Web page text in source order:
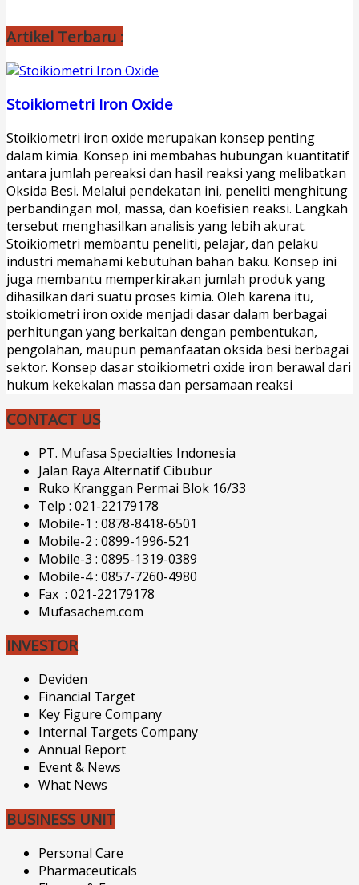
Artikel Terbaru :
Stoikiometri Iron Oxide
Stoikiometri iron oxide merupakan konsep penting
dalam kimia. Konsep ini membahas hubungan kuantitatif
antara jumlah pereaksi dan hasil reaksi yang melibatkan
Oksida Besi. Melalui pendekatan ini, peneliti menghitung
perbandingan mol, massa, dan koefisien reaksi. Langkah
tersebut menghasilkan analisis yang lebih akurat.
Stoikiometri membantu peneliti, pelajar, dan pelaku
industri memahami kebutuhan bahan baku. Konsep ini
juga membantu memperkirakan jumlah produk yang
dihasilkan dari suatu proses kimia. Oleh karena itu,
stoikiometri iron oxide menjadi dasar dalam berbagai
perhitungan yang berkaitan dengan pembentukan,
pengolahan, maupun pemanfaatan oksida besi berbagai
sektor. Konsep dasar stoikiometri oxide iron berawal dari
hukum kekekalan massa dan persamaan reaksi
CONTACT US
PT. Mufasa Specialties Indonesia
Jalan Raya Alternatif Cibubur
Ruko Kranggan Permai Blok 16/33
Telp : 021-22179178
Mobile-1 : 0878-8418-6501
Mobile-2 : 0899-1996-521
Mobile-3 : 0895-1319-0389
Mobile-4 : 0857-7260-4980
Fax : 021-22179178
Mufasachem.com
INVESTOR
Deviden
Financial Target
Key Figure Company
Internal Targets Company
Annual Report
Event & News
What News
BUSINESS UNIT
Personal Care
Pharmaceuticals